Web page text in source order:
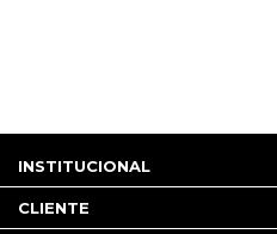
INSTITUCIONAL
CLIENTE